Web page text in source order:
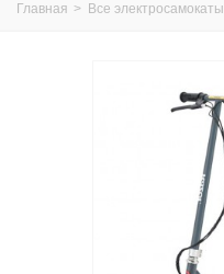
Главная > Все электросамокаты